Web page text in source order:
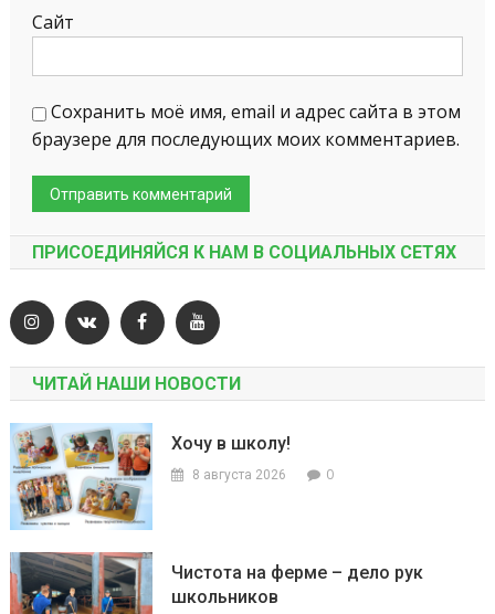
Сайт
Сохранить моё имя, email и адрес сайта в этом
браузере для последующих моих комментариев.
ПРИСОЕДИНЯЙСЯ К НАМ В СОЦИАЛЬНЫХ СЕТЯХ
ЧИТАЙ НАШИ НОВОСТИ
Хочу в школу!
8 августа 2026 0
Чистота на ферме – дело рук
школьников